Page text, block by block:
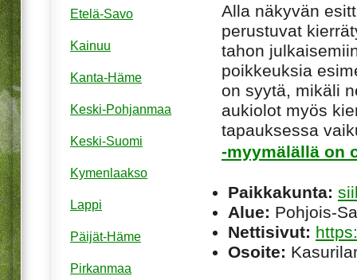
Alla näkyvän
perustuvat
tahon
poikkeuksia
on syytä, mikäli
aukiolot myös
tapauksessa
-myymälällä on
Paikkakunta:
Alue: Pohjois-
Nettisivut:
Osoite:
Etelä-Savo
Kainuu
Kanta-Häme
Keski-Pohjanmaa
Keski-Suomi
Kymenlaakso
Lappi
Päijät-Häme
Pirkanmaa